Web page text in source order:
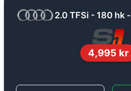
2.0 TFSi - 180 hk -
4,995 kr